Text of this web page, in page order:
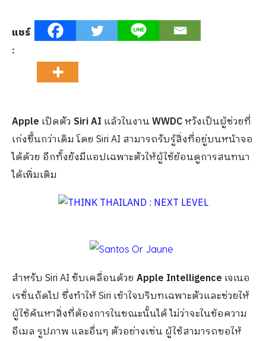
แชร์
:
Apple เปิดตัว Siri AI แล้วในงานWWDCหวังเป็นผู้ช่วยที่
เก่งขึ้นกว่าเดิม โดย Siri AI สามารถรับรู้สิ่งที่อยู่บนหน้าจอ
ได้ด้วย อีกทั้งยังมีแอปเฉพาะตัวให้ผู้ใช้ย้อนดูการสนทนา
ได้เพิ่มเติม
สำหรับ Siri AI ขับเคลื่อนด้วย Apple Intelligence เจเนอ
เรชั่นถัดไป ซึ่งทำให้ Siri เข้าใจบริบทเฉพาะตัวและช่วยให้
ผู้ใช้ค้นหาสิ่งที่ต้องการในขณะนั้นได้ ไม่ว่าจะในข้อความ
อีเมล รูปภาพ และอื่นๆ ตัวอย่างเช่น ผู้ใช้สามารถขอให้